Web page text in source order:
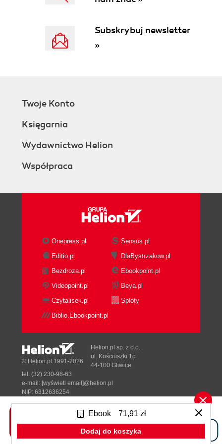
Ebook 71,91 zł
Dodaj do koszyka
Subskrybuj newsletter
»
Twoje Konto
Księgarnia
Wydawnictwo Helion
Współpraca
Onepress.pl
Sensus.pl
Editio.pl
DlaBystrzakow.pl
Bezdroza.pl
Ebookpoint.pl
Videopoint.pl
Beya.pl
Czytalisek.pl
Sploty
Biblio.Ebookpoint.pl
Tonik.pl
© Helion.pl 1991-2026
Helion.pl sp. z o.o.
ul. Kościuszki 1c
44-100 Gliwice
tel. (32) 230-98-63
e-mail: [wyświetl email]@helion.pl
NIP: 6312636254